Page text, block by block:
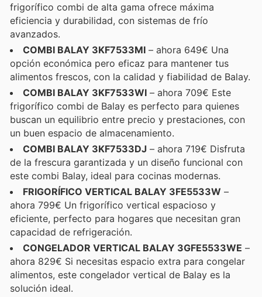
frigorífico combi de alta gama ofrece máxima
eficiencia y durabilidad, con sistemas de frío
avanzados.
COMBI BALAY 3KF7533MI – ahora 649€ Una
opción económica pero eficaz para mantener tus
alimentos frescos, con la calidad y fiabilidad de Balay.
COMBI BALAY 3KF7533WI – ahora 709€ Este
frigorífico combi de Balay es perfecto para quienes
buscan un equilibrio entre precio y prestaciones, con
un buen espacio de almacenamiento.
COMBI BALAY 3KF7533DJ – ahora 719€ Disfruta
de la frescura garantizada y un diseño funcional con
este combi Balay, ideal para cocinas modernas.
FRIGORÍFICO VERTICAL BALAY 3FE5533W –
ahora 799€ Un frigorífico vertical espacioso y
eficiente, perfecto para hogares que necesitan gran
capacidad de refrigeración.
CONGELADOR VERTICAL BALAY 3GFE5533WE –
ahora 829€ Si necesitas espacio extra para congelar
alimentos, este congelador vertical de Balay es la
solución ideal.